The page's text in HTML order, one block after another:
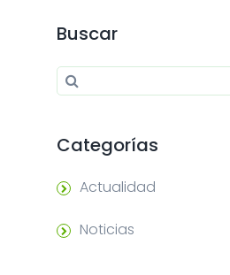
Buscar
Search for:
Categorías
Actualidad
Noticias